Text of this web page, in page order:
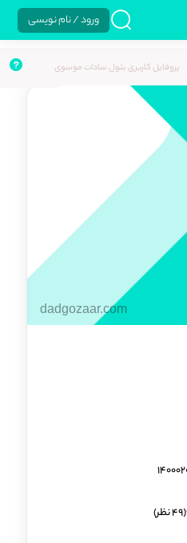
ورود / نام نویسی
پروفایل کاربری بتول سادات موسوی
dadgozaar.com
(49 نظر)